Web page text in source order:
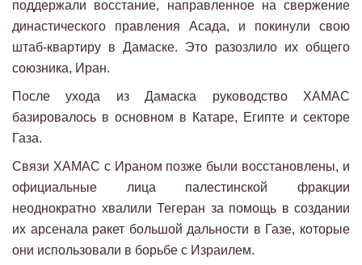
поддержали восстание, направленное на свержение
династического правления Асада, и покинули свою
штаб-квартиру в Дамаске. Это разозлило их общего
союзника, Иран.
После ухода из Дамаска руководство ХАМАС
базировалось в основном в Катаре, Египте и секторе
Газа.
Связи ХАМАС с Ираном позже были восстановлены, и
официальные лица палестинской фракции
неоднократно хвалили Тегеран за помощь в создании
их арсенала ракет большой дальности в Газе, которые
они использовали в борьбе с Израилем.